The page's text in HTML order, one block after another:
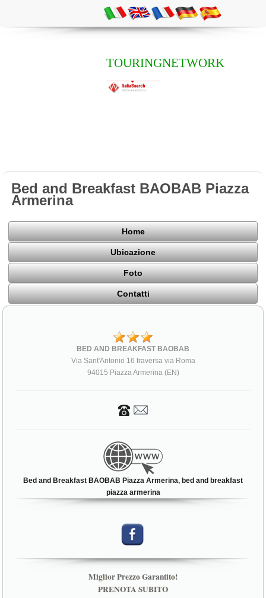
TOURINGNETWORK
Bed and Breakfast BAOBAB Piazza
Armerina
Home
Ubicazione
Foto
Contatti
BED AND BREAKFAST BAOBAB
Via Sant'Antonio 16 traversa via Roma
94015 Piazza Armerina (EN)
Bed and Breakfast BAOBAB Piazza Armerina, bed and breakfast
piazza armerina
Miglior Prezzo Garantito!
PRENOTA SUBITO